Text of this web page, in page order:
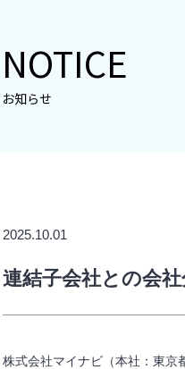
NOTICE
お知らせ
2025.10.01
連結子会社との会
株式会社マイナビ（本社：東京